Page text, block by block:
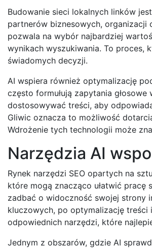
Budowanie sieci lokalnych linków
partnerów biznesowych, organizacji
pozwala na wybór najbardziej
wynikach wyszukiwania. To proces,
świadomych decyzji.
AI wspiera również optymalizację
często formułują zapytania
dostosowywać treści, aby
Gliwic oznacza to możliwość
Wdrożenie tych technologii może
Narzędzia AI
Rynek narzędzi SEO opartych na
które mogą znacząco ułatwić pracę
zadbać o widoczność swojej strony
kluczowych, po optymalizację
odpowiednich narzędzi, które
Jednym z obszarów, gdzie AI